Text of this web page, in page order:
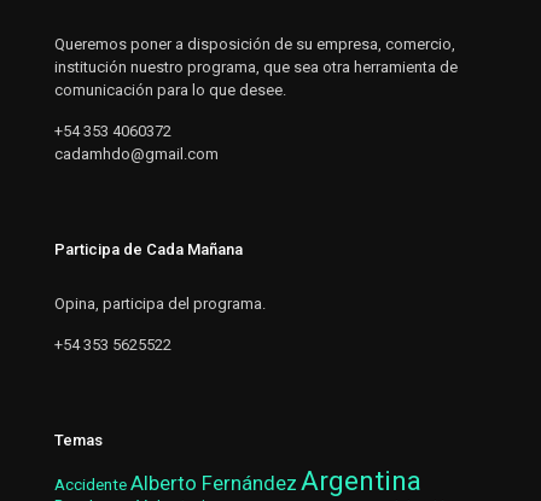
Queremos poner a disposición de su empresa, comercio,
institución nuestro programa, que sea otra herramienta de
comunicación para lo que desee.
+54 353 4060372
cadamhdo@gmail.com
Participa de Cada Mañana
Opina, participa del programa.
+54 353 5625522
Temas
AccidenteAlberto Fernández Argentina